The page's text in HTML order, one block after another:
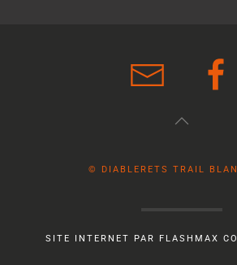
© DIABLERETS TRAIL
SITE INTERNET PAR FLASHMAX